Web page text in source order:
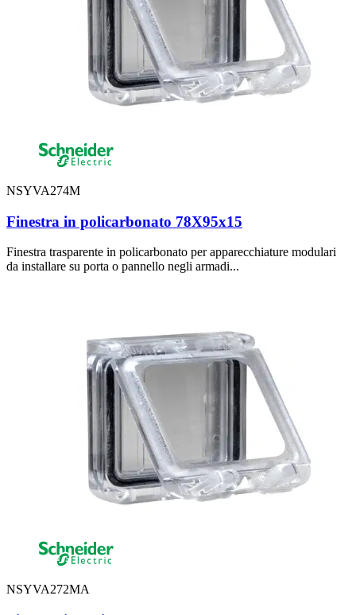
NSYVA274M
Finestra in policarbonato 78X95x15
Finestra trasparente in policarbonato per apparecchiature modulari
da installare su porta o pannello negli armadi...
NSYVA272MA